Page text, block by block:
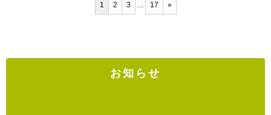
1 2 3 … 17 »
お知らせ